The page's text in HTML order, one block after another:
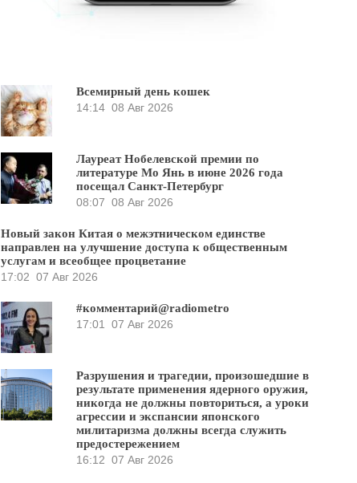
Всемирный день кошек
14:14 08 Авг 2026
Лауреат Нобелевской премии по
литературе Мо Янь в июне 2026 года
посещал Санкт-Петербург
08:07 08 Авг 2026
Новый закон Китая о межэтническом единстве
направлен на улучшение доступа к общественным
услугам и всеобщее процветание
17:02 07 Авг 2026
#комментарий@radiometro
17:01
07 Авг 2026
Разрушения и трагедии, произошедшие в
результате применения ядерного оружия,
никогда не должны повториться, а уроки
агрессии и экспансии японского
милитаризма должны всегда служить
предостережением
16:12 07 Авг 2026